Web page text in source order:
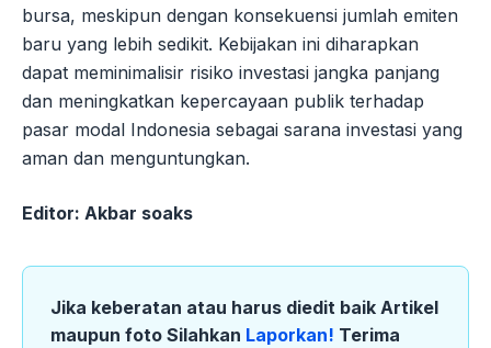
bursa, meskipun dengan konsekuensi jumlah emiten
baru yang lebih sedikit. Kebijakan ini diharapkan
dapat meminimalisir risiko investasi jangka panjang
dan meningkatkan kepercayaan publik terhadap
pasar modal Indonesia sebagai sarana investasi yang
aman dan menguntungkan.
Editor: Akbar soaks
Jika keberatan atau harus diedit baik Artikel
maupun foto Silahkan Laporkan! Terima